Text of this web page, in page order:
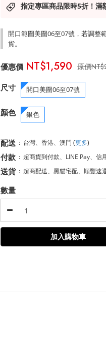
指定專區商品限時5折！滿
開口範圍美圍06至07號，若調整
貨。
NT$1,590
尺寸 開口美圍06至07號
顏色 銀色
配送 : 台灣、香港、澳門 (更多)
付款 : 超商貨到付款、LINE Pay、信
送貨 : 超商配送、黑貓宅配、順豐速
數量
加入購物車